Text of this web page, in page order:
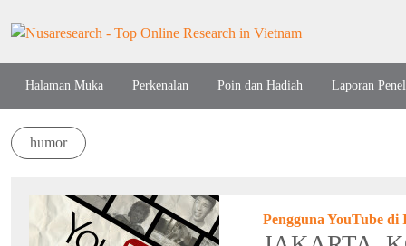
Halaman Muka Perkenalan Poin dan Hadiah Laporan
humor
Pengguna YouTube